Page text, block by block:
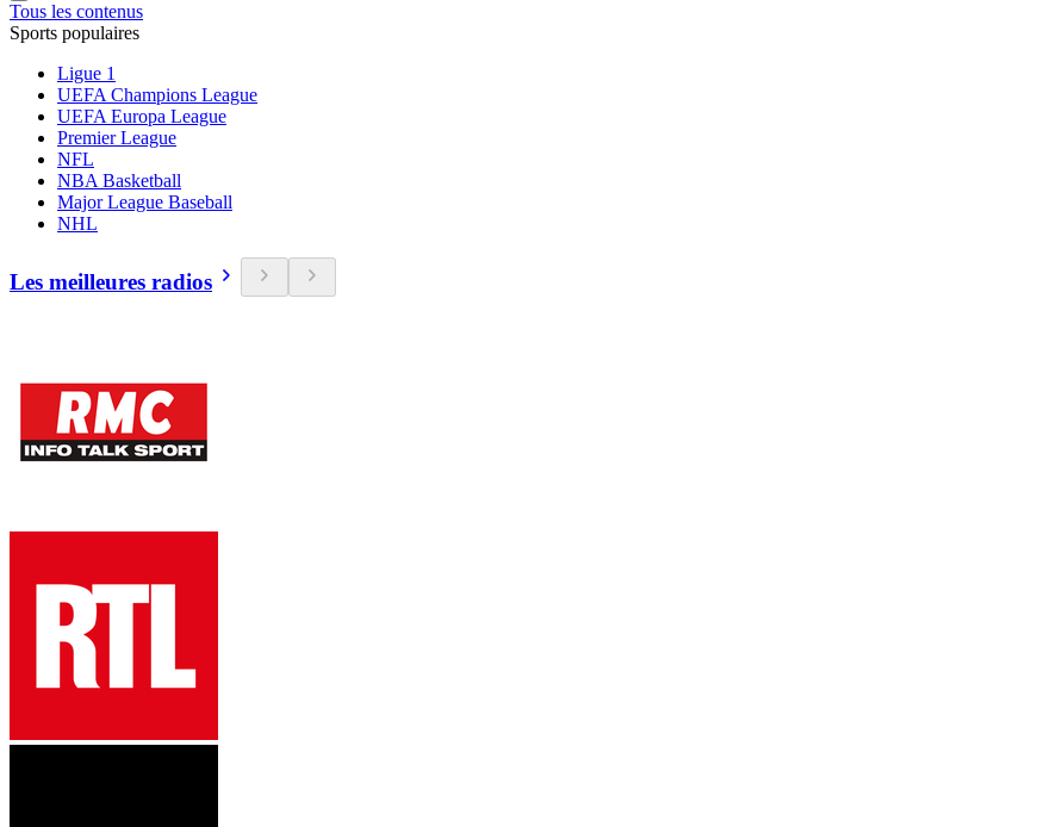
Tous les contenus
Sports populaires
Ligue 1
UEFA Champions League
UEFA Europa League
Premier League
NFL
NBA Basketball
Major League Baseball
NHL
Les meilleures radios